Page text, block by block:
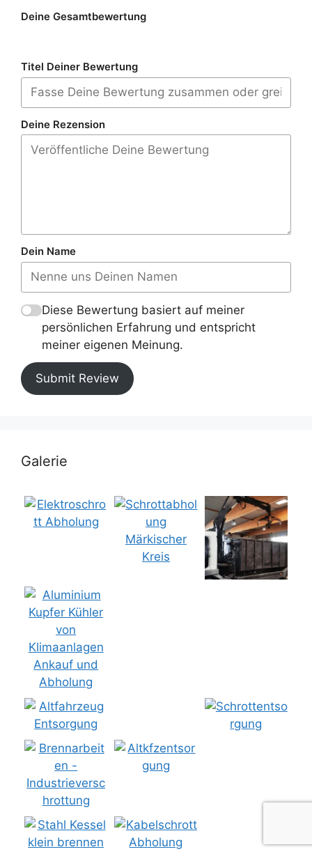
Deine Gesamtbewertung
Titel Deiner Bewertung
Deine Rezension
Dein Name
Diese Bewertung basiert auf meiner
persönlichen Erfahrung und entspricht
meiner eigenen Meinung.
Submit Review
Galerie